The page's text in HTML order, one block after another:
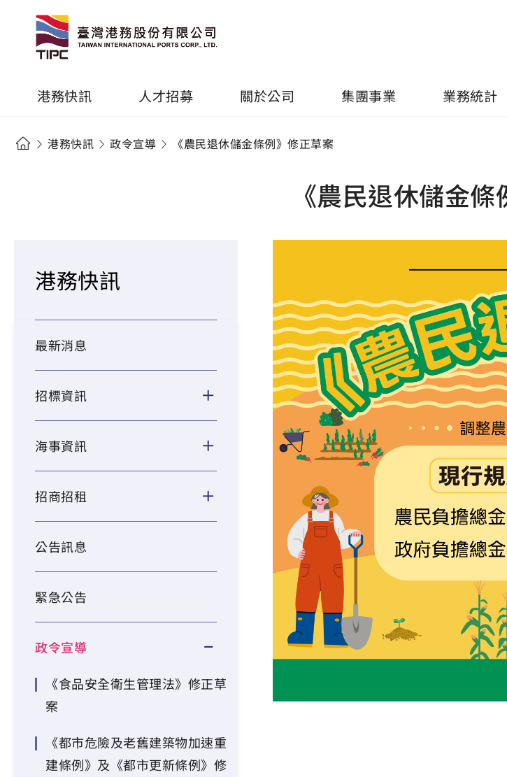
港務快訊 人才招募 關於公司 集團事業 業務統計
港務快訊 政令宣導 《農民退休儲金條例》修正草案
《農民退休儲金
港務快訊
最新消息
招標資訊
海事資訊
招商招租
公告訊息
緊急公告
政令宣導
《食品安全衛生管理法》修正草
案
《都市危險及老舊建築物加速重
建條例》及《都市更新條例》修